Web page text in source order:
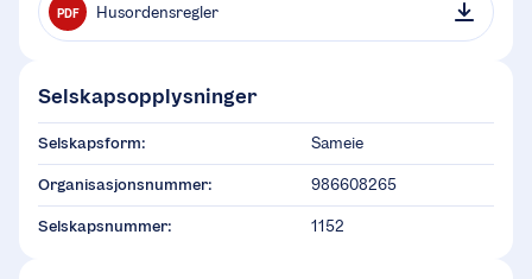
PDF Husordensregler
Selskapsopplysninger
Selskapsform: Sameie
Organisasjonsnummer: 986608265
Selskapsnummer: 1152